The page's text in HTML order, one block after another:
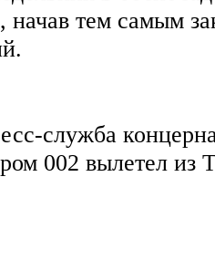
начав тем самым
служба
002 вылетел из